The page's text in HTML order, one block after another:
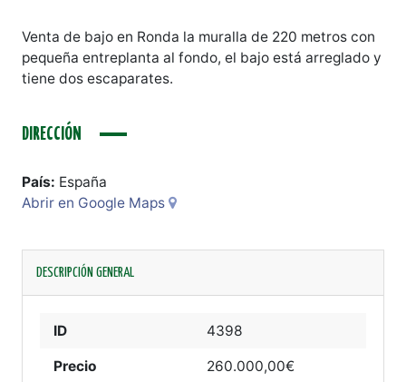
Venta de bajo en Ronda la muralla de 220 metros con
pequeña entreplanta al fondo, el bajo está arreglado y
tiene dos escaparates.
DIRECCIÓN
País: España
Abrir en Google Maps
DESCRIPCIÓN GENERAL
ID 4398
Precio 260.000,00€